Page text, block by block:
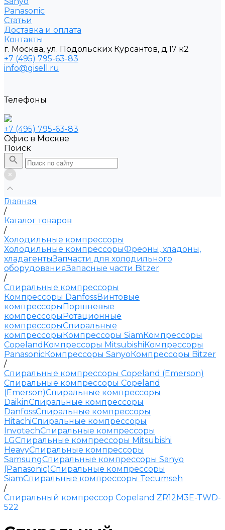
Рanasonic
Статьи
Доставка и оплата
Контакты
г. Москва, ул. Подольских Курсантов, д.17 к2
+7 (495) 795-63-83
info@gisell.ru
Телефоны
+7 (495) 795-63-83
Офис в Москве
Поиск
Главная
/
Каталог товаров
/
Холодильные компрессоры
Холодильные компрессорыФреоны, хладоны,
хладагентыЗапчасти для холодильного
оборудованияЗапасные части Bitzer
/
Спиральные компрессоры
Компрессоры DanfossВинтовые
компрессорыПоршневые
компрессорыРотационные
компрессорыСпиральные
компрессорыКомпрессоры SiamКомпрессоры
Copeland Компрессоры MitsubishiКомпрессоры
PanasonicКомпрессоры SanyoКомпрессоры Bitzer
/
Спиральные компрессоры Copeland (Emerson)
Спиральные компрессоры Copeland
(Emerson)Спиральные компрессоры
DaikinСпиральные компрессоры
DanfossСпиральные компрессоры
HitachiСпиральные компрессоры
InvotechСпиральные компрессоры
LGСпиральные компрессоры Mitsubishi
HeavyСпиральные компрессоры
SamsungСпиральные компрессоры Sanyo
(Panasonic)Спиральные компрессоры
SiamСпиральные компрессоры Tecumseh
/
Спиральный компрессор Copeland ZR12M3E-TWD-
522